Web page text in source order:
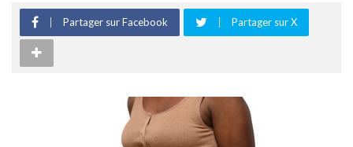
Partager sur Facebook Partager sur X